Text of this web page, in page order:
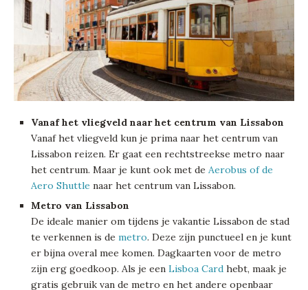
Vanaf het vliegveld naar het centrum van Lissabon
Vanaf het vliegveld kun je prima naar het centrum van
Lissabon reizen. Er gaat een rechtstreekse metro naar
het centrum. Maar je kunt ook met de Aerobus of de
Aero Shuttle naar het centrum van Lissabon.
Metro van Lissabon
De ideale manier om tijdens je vakantie Lissabon de stad
te verkennen is de metro. Deze zijn punctueel en je kunt
er bijna overal mee komen. Dagkaarten voor de metro
zijn erg goedkoop. Als je een Lisboa Card hebt, maak je
gratis gebruik van de metro en het andere openbaar